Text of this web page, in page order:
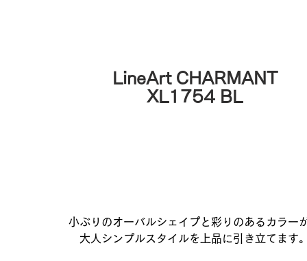
LineArt CHARMANT
XL1754 BL
小ぶりのオーバルシェイプと彩りのあるカラー
大人シンプルスタイルを上品に引き立てます